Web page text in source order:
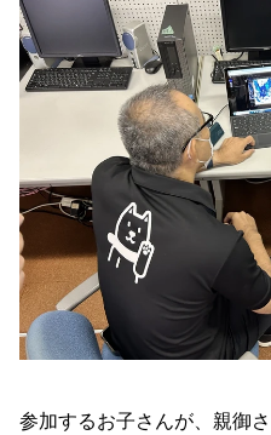
参加するお子さんが、親御